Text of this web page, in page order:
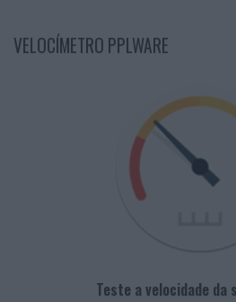
VELOCÍMETRO PPLWARE
Teste a velocidade da